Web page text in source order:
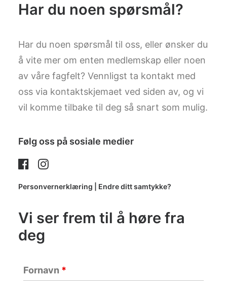
Har du noen spørsmål?
Har du noen spørsmål til oss, eller ønsker du
å vite mer om enten medlemskap eller noen
av våre fagfelt? Vennligst ta kontakt med
oss via kontaktskjemaet ved siden av, og vi
vil komme tilbake til deg så snart som mulig.
Følg oss på sosiale medier
Personvernerklæring | Endre ditt samtykke?
Vi ser frem til å høre fra
deg
Fornavn *